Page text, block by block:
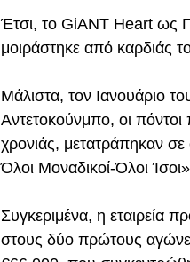
Έτσι, το GiANT Heart ως
μοιράστηκε από καρδιάς
Μάλιστα, τον Ιανουάριο
Αντετoκούνμπο, οι
χρονιάς, μετατράπηκαν
Όλοι Μοναδικοί-Όλοι
Συγκεριμένα, η εταιρεία
στους δύο πρώτους